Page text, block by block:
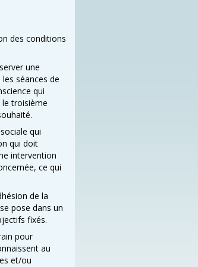
des conditions
une
séances de
qui
troisième
qui
qui doit
intervention
ce qui
de la
pose dans un
fixés.
pour
au
et/ou